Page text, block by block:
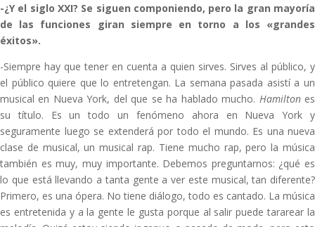
-¿Y el siglo XXI? Se siguen componiendo, pero la gran mayoría
de las funciones giran siempre en torno a los «grandes
éxitos».
-Siempre hay que tener en cuenta a quien sirves. Sirves al público, y
el público quiere que lo entretengan. La semana pasada asistí a un
musical en Nueva York, del que se ha hablado mucho. Hamiltones
su título. Es un todo un fenómeno ahora en Nueva York y
seguramente luego se extenderá por todo el mundo. Es una nueva
clase de musical, un musical rap. Tiene mucho rap, pero la música
también es muy, muy importante. Debemos preguntarnos: ¿qué es
lo que está llevando a tanta gente a ver este musical, tan diferente?
Primero, es una ópera. No tiene diálogo, todo es cantado. La música
es entretenida y a la gente le gusta porque al salir puede tararear la